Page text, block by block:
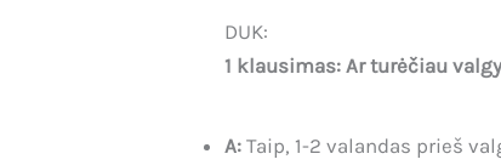
DUK:
1 klausimas: Ar turėčiau
A: Taip, 1-2 valandas prieš